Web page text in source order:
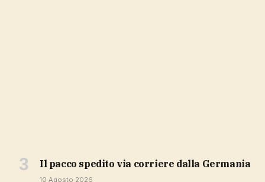
il pacco spedito via corriere dalla Germania
10 Agosto 2026